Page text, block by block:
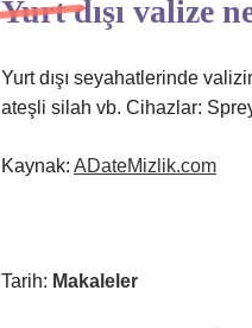
Yurt dışı valize
Yurt dışı seyahatlerinde
ateşli silah vb. Cihazlar:
Kaynak: ADateMizlik.com
Tarih: Makaleler